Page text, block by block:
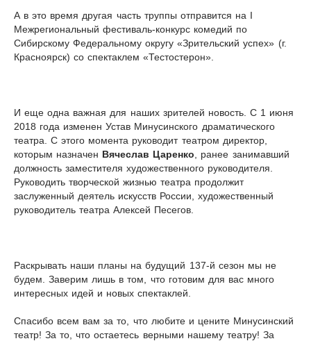
А в это время другая часть труппы отправится на I
Межрегиональный фестиваль-конкурс комедий по
Сибирскому Федеральному округу «Зрительский успех» (г.
Красноярск) со спектаклем «Тестостерон».
И еще одна важная для наших зрителей новость. С 1 июня
2018 года изменен Устав Минусинского драматического
театра. С этого момента руководит театром директор,
которым назначен Вячеслав Царенко , ранее занимавший
должность заместителя художественного руководителя.
Руководить творческой жизнью театра продолжит
заслуженный деятель искусств России, художественный
руководитель театра Алексей Песегов.
Раскрывать наши планы на будущий 137-й сезон мы не
будем. Заверим лишь в том, что готовим для вас много
интересных идей и новых спектаклей.
Спасибо всем вам за то, что любите и цените Минусинский
театр! За то, что остаетесь верными нашему театру! За